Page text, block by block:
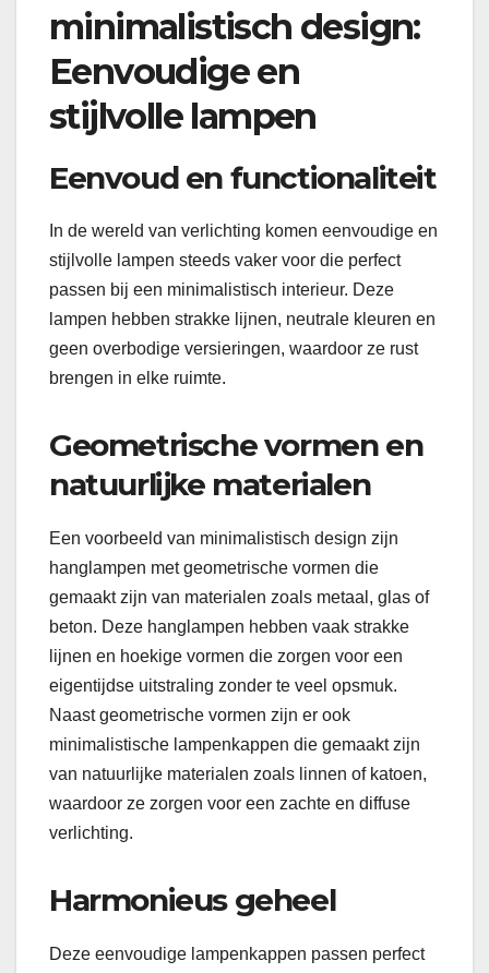
minimalistisch design:
Eenvoudige en
stijlvolle lampen
Eenvoud en functionaliteit
In de wereld van verlichting komen eenvoudige en
stijlvolle lampen steeds vaker voor die perfect
passen bij een minimalistisch interieur. Deze
lampen hebben strakke lijnen, neutrale kleuren en
geen overbodige versieringen, waardoor ze rust
brengen in elke ruimte.
Geometrische vormen en
natuurlijke materialen
Een voorbeeld van minimalistisch design zijn
hanglampen met geometrische vormen die
gemaakt zijn van materialen zoals metaal, glas of
beton. Deze hanglampen hebben vaak strakke
lijnen en hoekige vormen die zorgen voor een
eigentijdse uitstraling zonder te veel opsmuk.
Naast geometrische vormen zijn er ook
minimalistische lampenkappen die gemaakt zijn
van natuurlijke materialen zoals linnen of katoen,
waardoor ze zorgen voor een zachte en diffuse
verlichting.
Harmonieus geheel
Deze eenvoudige lampenkappen passen perfect